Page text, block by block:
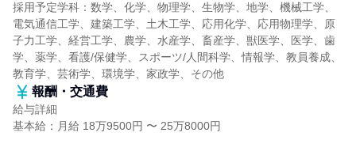
採用予定学科：数学、化学、物理学、生物学、地学、機械工学、
電気通信工学、建築工学、土木工学、応用化学、応用物理学、原
子力工学、経営工学、農学、水産学、畜産学、獣医学、医学、歯
学、薬学、看護/保健学、スポーツ/人間科学、情報学、教員養成、
教育学、芸術学、環境学、家政学、その他
報酬・交通費
給与詳細
基本給：月給 18万9500円 〜 25万8000円